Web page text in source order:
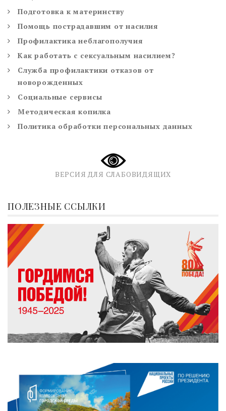
Подготовка к материнству
Помощь пострадавшим от насилия
Профилактика неблагополучия
Как работать с сексуальным насилием?
Служба профилактики отказов от
новорожденных
Социальные сервисы
Методическая копилка
Политика обработки персональных данных
ВЕРСИЯ ДЛЯ СЛАБОВИДЯЩИХ
ПОЛЕЗНЫЕ ССЫЛКИ